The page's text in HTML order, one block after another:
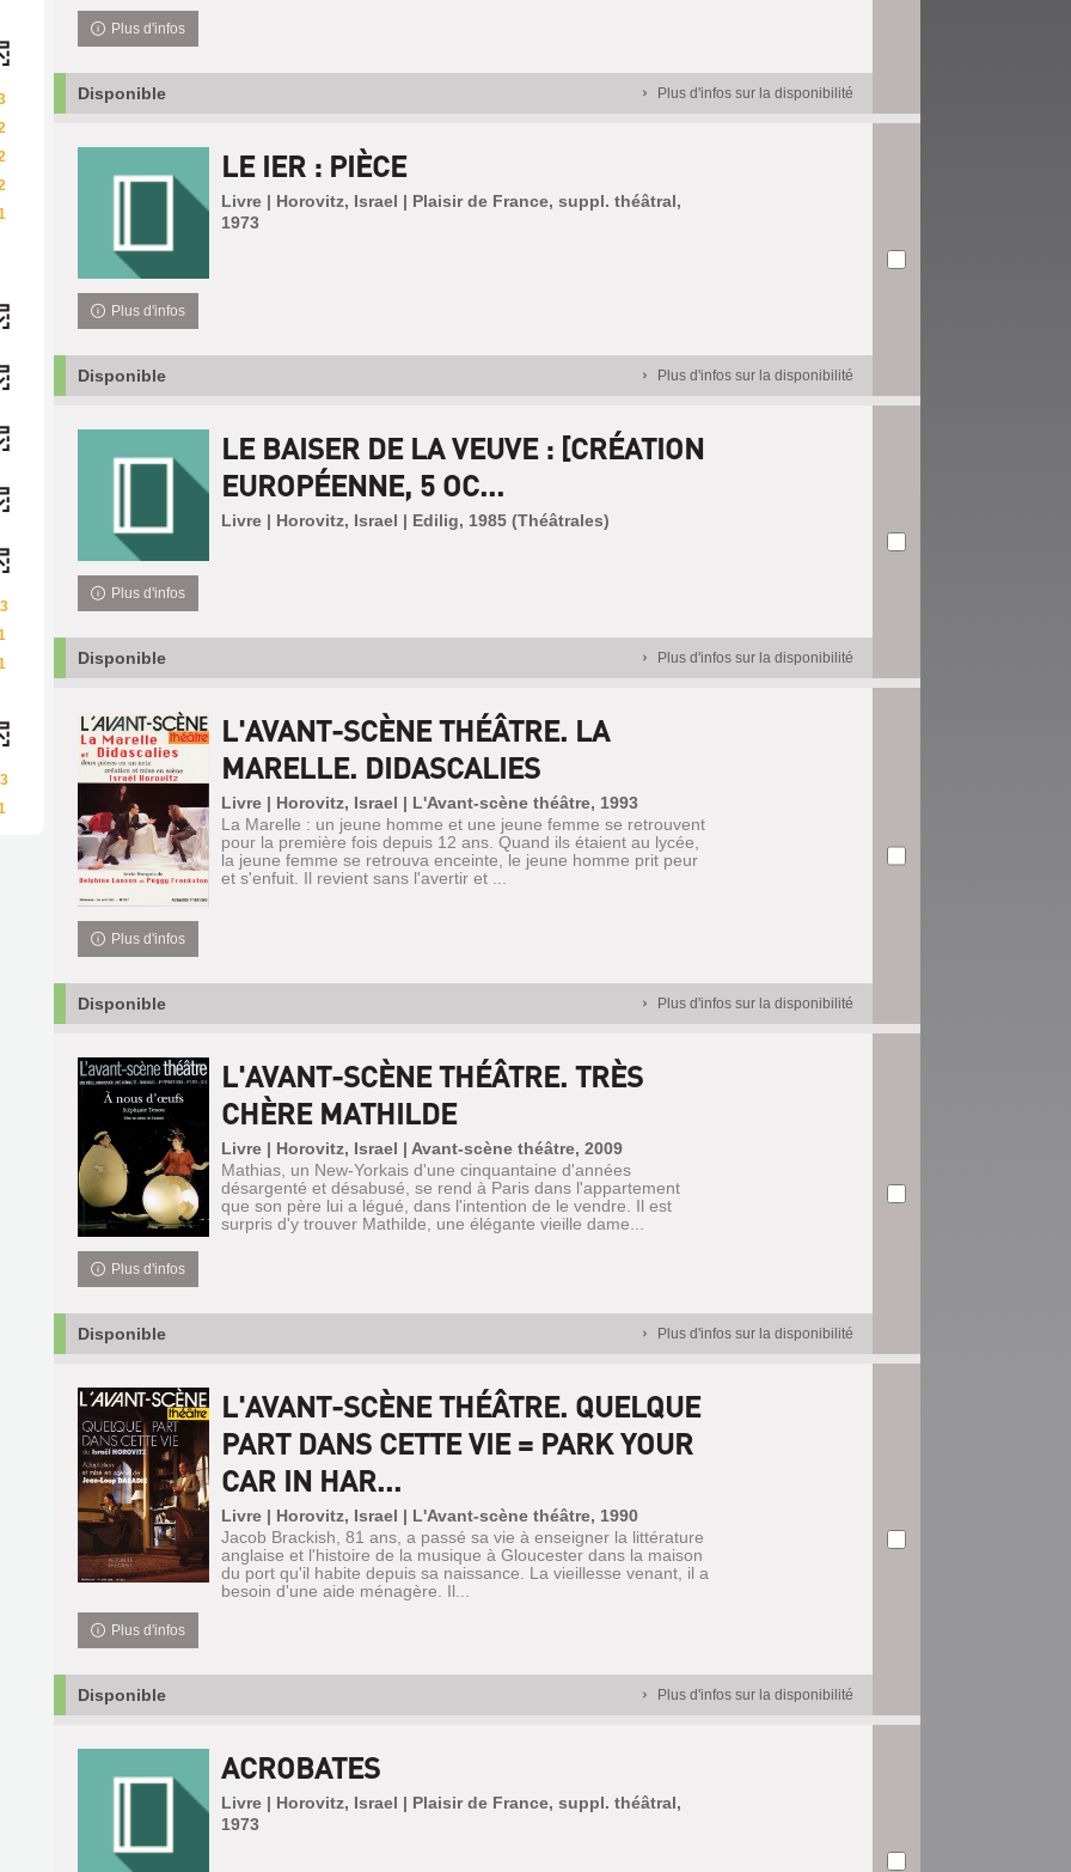
Plus d'infos
Disponible Plus d'infos sur la disponibilité
LE IER : PIÈCE
Livre | Horovitz, Israel | Plaisir de France, suppl. théâtral,
1973
Plus d'infos
Disponible Plus d'infos sur la disponibilité
LE BAISER DE LA VEUVE : [CRÉATION
EUROPÉENNE, 5 OC...
Livre | Horovitz, Israel | Edilig, 1985 (Théâtrales)
Plus d'infos
Disponible Plus d'infos sur la disponibilité
L'AVANT-SCÈNE THÉÂTRE. LA
MARELLE. DIDASCALIES
Livre | Horovitz, Israel | L'Avant-scène théâtre, 1993
La Marelle : un jeune homme et une jeune femme se retrouvent
pour la première fois depuis 12 ans. Quand ils étaient au lycée,
la jeune femme se retrouva enceinte, le jeune homme prit peur
et s'enfuit. Il revient sans l'avertir et ...
Plus d'infos
Disponible Plus d'infos sur la disponibilité
L'AVANT-SCÈNE THÉÂTRE. TRÈS
CHÈRE MATHILDE
Livre | Horovitz, Israel | Avant-scène théâtre, 2009
Mathias, un New-Yorkais d'une cinquantaine d'années
désargenté et désabusé, se rend à Paris dans l'appartement
que son père lui a légué, dans l'intention de le vendre. Il est
surpris d'y trouver Mathilde, une élégante vieille dame...
Plus d'infos
Disponible Plus d'infos sur la disponibilité
L'AVANT-SCÈNE THÉÂTRE. QUELQUE
PART DANS CETTE VIE = PARK YOUR
CAR IN HAR...
Livre | Horovitz, Israel | L'Avant-scène théâtre, 1990
Jacob Brackish, 81 ans, a passé sa vie à enseigner la littérature
anglaise et l'histoire de la musique à Gloucester dans la maison
du port qu'il habite depuis sa naissance. La vieillesse venant, il a
besoin d'une aide ménagère. Il...
Plus d'infos
Disponible Plus d'infos sur la disponibilité
ACROBATES
Livre | Horovitz, Israel | Plaisir de France, suppl. théâtral,
1973